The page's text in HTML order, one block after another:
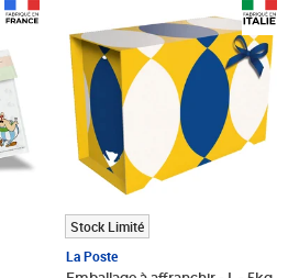
Stock Limité
La Poste